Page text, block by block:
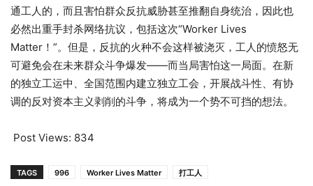
通工人的，而且害怕群众反抗威胁甚至推翻自身统治，因此也
必然出重手封杀网络抗议，包括这次“Worker Lives
Matter！”。但是，反抗的火种不会这样被浇灭，工人的愤怒无
可避免会在未来群众斗争爆发——而当局害怕这一局面。在新
的独立工运中、全国范围内建立独立工会，开展战斗性、有协
调的反对资本主义剥削的斗争，将成为一个势不可挡的想法。
Post Views: 834
TAGS 996 Worker Lives Matter 打工人